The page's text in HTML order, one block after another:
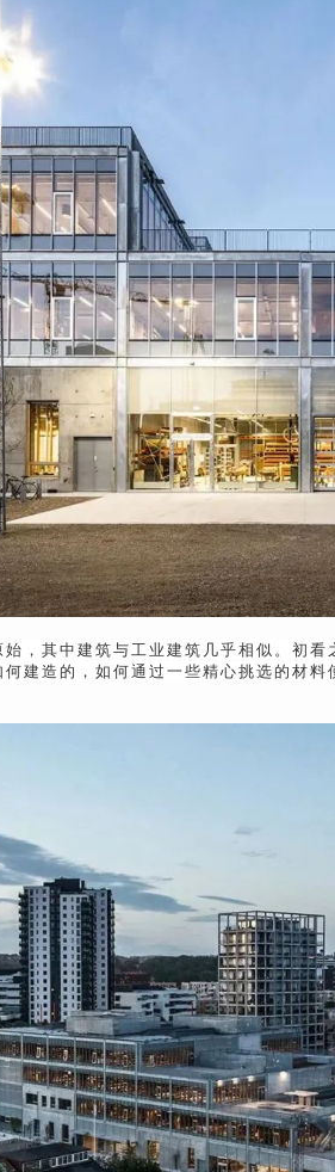
，其中建筑与工业建筑几乎相似。初
建造的，如何通过一些精心挑选的材